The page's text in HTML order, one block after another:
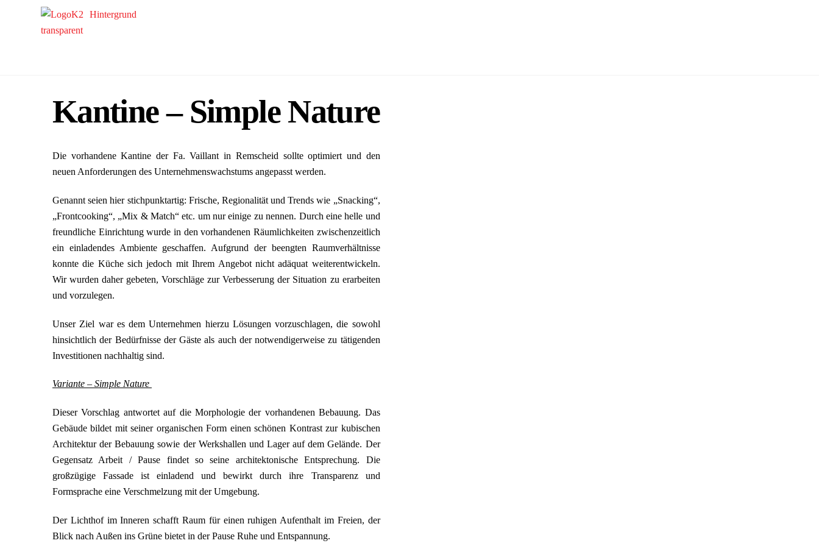
Kantine – Simple Nature
Die vorhandene Kantine der Fa. Vaillant in Remscheid sollte optimiert und den
neuen Anforderungen des Unternehmenswachstums angepasst werden.
Genannt seien hier stichpunktartig: Frische, Regionalität und Trends wie „Snacking“,
„Frontcooking“, „Mix & Match“ etc. um nur einige zu nennen. Durch eine helle und
freundliche Einrichtung wurde in den vorhandenen Räumlichkeiten zwischenzeitlich
ein einladendes Ambiente geschaffen. Aufgrund der beengten Raumverhältnisse
konnte die Küche sich jedoch mit Ihrem Angebot nicht adäquat weiterentwickeln.
Wir wurden daher gebeten, Vorschläge zur Verbesserung der Situation zu erarbeiten
und vorzulegen.
Unser Ziel war es dem Unternehmen hierzu Lösungen vorzuschlagen, die sowohl
hinsichtlich der Bedürfnisse der Gäste als auch der notwendigerweise zu tätigenden
Investitionen nachhaltig sind.
Variante – Simple Nature
Dieser Vorschlag antwortet auf die Morphologie der vorhandenen Bebauung. Das
Gebäude bildet mit seiner organischen Form einen schönen Kontrast zur kubischen
Architektur der Bebauung sowie der Werkshallen und Lager auf dem Gelände. Der
Gegensatz Arbeit / Pause findet so seine architektonische Entsprechung. Die
großzügige Fassade ist einladend und bewirkt durch ihre Transparenz und
Formsprache eine Verschmelzung mit der Umgebung.
Der Lichthof im Inneren schafft Raum für einen ruhigen Aufenthalt im Freien, der
Blick nach Außen ins Grüne bietet in der Pause Ruhe und Entspannung.